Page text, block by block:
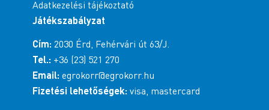
Adatkezelési tájékoztató
Játékszabályzat
Cím: 2030 Érd, Fehérvári út 63/J.
Tel.: +36 (23) 521 270
Email: egrokorr@egrokorr.hu
Fizetési lehetőségek: visa, mastercard